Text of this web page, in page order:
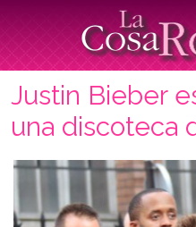
Justin Bieber
una discoteca